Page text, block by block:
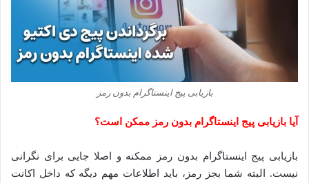
بازیابی پیج اینستاگرام بدون رمز
آیا بازیابی پیج اینستاگرام بدون رمز ممکن است؟
بازیابی پیج اینستاگرام بدون رمز ممکنه و اصلا جایی برای نگرانی
نیست. البته شما بجز رمز، باید اطلاعات مهم دیگه که داخل اکانت